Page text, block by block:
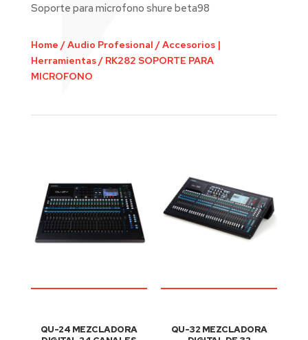
Soporte para microfono shure beta98
Home /Audio Profesional /Accesorios |
Herramientas/ RK282 SOPORTE PARA
MICROFONO
QU-24 MEZCLADORA
QU-32 MEZCLADORA